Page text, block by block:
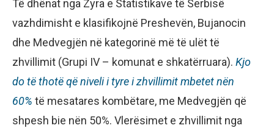
Të dhënat nga Zyra e Statistikave të Serbisë
vazhdimisht e klasifikojnë Preshevën, Bujanocin
dhe Medvegjën në kategorinë më të ulët të
zhvillimit (Grupi IV – komunat e shkatërruara). Kjo
do të thotë që niveli i tyre i zhvillimit mbetet nën
60% të mesatares kombëtare, me Medvegjën që
shpesh bie nën 50%. Vlerësimet e zhvillimit nga